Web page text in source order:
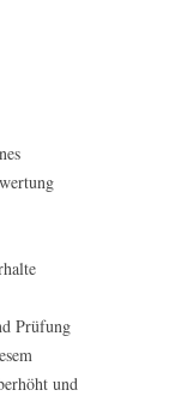
Prüfung
und